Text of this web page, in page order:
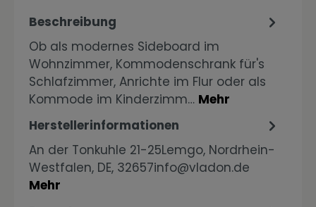
Beschreibung
Ob als modernes Sideboard im
Wohnzimmer, Kommodenschrank für's
Schlafzimmer, Anrichte im Flur oder als
Kommode im Kinderzimm… Mehr
Herstellerinformationen
An der Tonkuhle 21-25Lemgo, Nordrhein-
Westfalen, DE, 32657info@vladon.de
Mehr